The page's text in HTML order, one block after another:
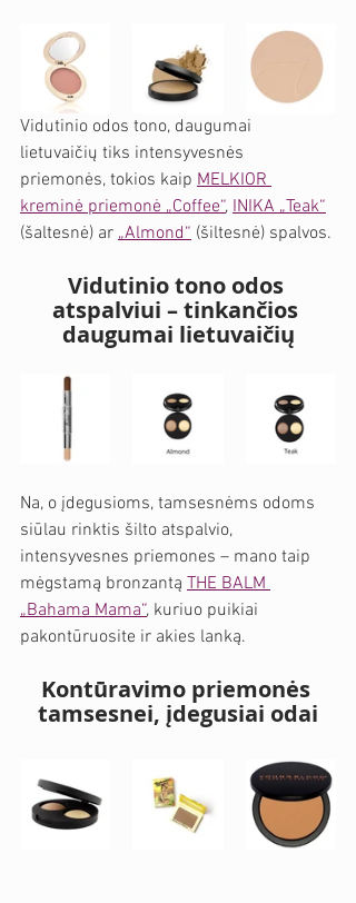
Vidutinio odos tono, daugumai
lietuvaičių tiks intensyvesnės
priemonės, tokios kaip MELKIOR
kreminė priemonė „Coffee“, INIKA „Teak“
(šaltesnė) ar „Almond“ (šiltesnė) spalvos.
Vidutinio tono odos
atspalviui – tinkančios
daugumai lietuvaičių
Na, o įdegusioms, tamsesnėms odoms
siūlau rinktis šilto atspalvio,
intensyvesnes priemones – mano taip
mėgstamą bronzantą THE BALM
„Bahama Mama“, kuriuo puikiai
pakontūruosite ir akies lanką.
Kontūravimo priemonės
tamsesnei, įdegusiai odai